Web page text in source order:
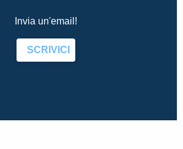
Invia un'email!
SCRIVICI